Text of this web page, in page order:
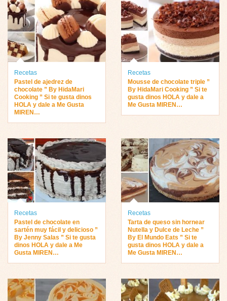
Recetas
Pastel de ajedrez de
chocolate ” By HidaMari
Cooking ” Si te gusta dinos
HOLA y dale a Me Gusta
MIREN…
Recetas
Mousse de chocolate triple ”
By HidaMari Cooking ” Si te
gusta dinos HOLA y dale a
Me Gusta MIREN…
Recetas
Pastel de chocolate en
sartén muy fácil y delicioso ”
By Jenny Salas ” Si te gusta
dinos HOLA y dale a Me
Gusta MIREN…
Recetas
Tarta de queso sin hornear
Nutella y Dulce de Leche ”
By El Mundo Eats ” Si te
gusta dinos HOLA y dale a
Me Gusta MIREN…